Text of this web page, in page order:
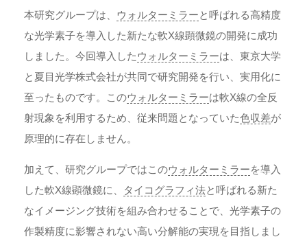
本研究グループは、 ウォルターミラーと呼ばれる高精度
な光学素子を導入した新たな軟X線顕微鏡の開発に成功
しました。今回導入したウォルターミラーは、東京大学
と夏目光学株式会社が共同で研究開発を行い、実用化に
至ったものです。このウォルターミラーは軟X線の全反
射現象を利用するため、従来問題となっていた色収差が
原理的に存在しません。
加えて、研究グループではこのウォルターミラーを導入
した軟X線顕微鏡に、
タイコグラフィ法と呼ばれる新た
なイメージング技術を組み合わせることで、光学素子の
作製精度に影響されない高い分解能の実現を目指しまし